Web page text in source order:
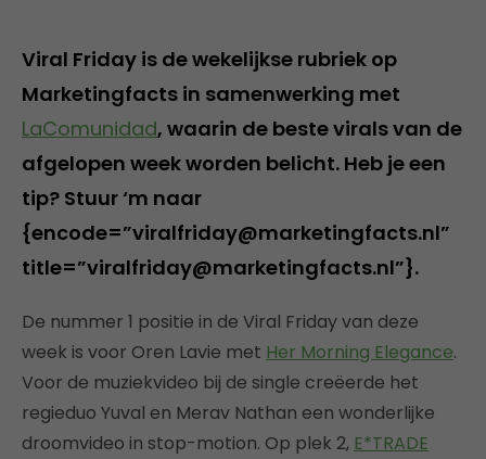
Viral Friday is de wekelijkse rubriek op
Marketingfacts in samenwerking met
LaComunidad, waarin de beste virals van de
afgelopen week worden belicht. Heb je een
tip? Stuur ‘m naar
{encode=”viralfriday@marketingfacts.nl”
title=”viralfriday@marketingfacts.nl”}.
De nummer 1 positie in de Viral Friday van deze
week is voor Oren Lavie met Her Morning Elegance.
Voor de muziekvideo bij de single creëerde het
regieduo Yuval en Merav Nathan een wonderlijke
droomvideo in stop-motion. Op plek 2, E*TRADE